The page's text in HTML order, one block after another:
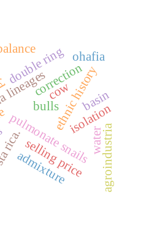
pulmonate snails
correction
ethnic history
admixture
cow
bulls
selling price
isolation
water
double ring
basin
agroindustria
ohafia